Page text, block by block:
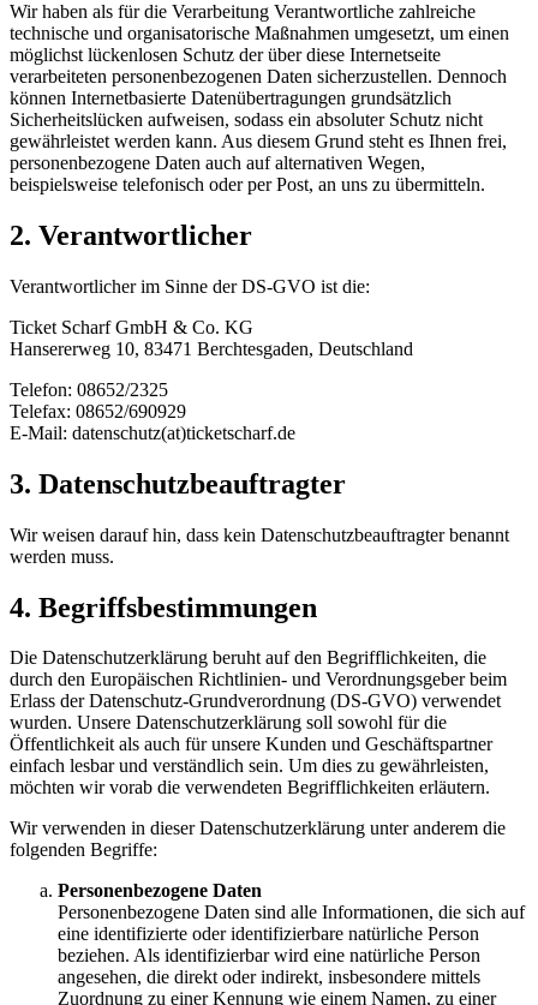
Wir haben als für die Verarbeitung Verantwortliche zahlreiche
technische und organisatorische Maßnahmen umgesetzt, um einen
möglichst lückenlosen Schutz der über diese Internetseite
verarbeiteten personenbezogenen Daten sicherzustellen. Dennoch
können Internetbasierte Datenübertragungen grundsätzlich
Sicherheitslücken aufweisen, sodass ein absoluter Schutz nicht
gewährleistet werden kann. Aus diesem Grund steht es Ihnen frei,
personenbezogene Daten auch auf alternativen Wegen,
beispielsweise telefonisch oder per Post, an uns zu übermitteln.
2. Verantwortlicher
Verantwortlicher im Sinne der DS-GVO ist die:
Ticket Scharf GmbH & Co. KG
Hansererweg 10, 83471 Berchtesgaden, Deutschland
Telefon: 08652/2325
Telefax: 08652/690929
E-Mail: datenschutz(at)ticketscharf.de
3. Datenschutzbeauftragter
Wir weisen darauf hin, dass kein Datenschutzbeauftragter benannt
werden muss.
4. Begriffsbestimmungen
Die Datenschutzerklärung beruht auf den Begrifflichkeiten, die
durch den Europäischen Richtlinien- und Verordnungsgeber beim
Erlass der Datenschutz-Grundverordnung (DS-GVO) verwendet
wurden. Unsere Datenschutzerklärung soll sowohl für die
Öffentlichkeit als auch für unsere Kunden und Geschäftspartner
einfach lesbar und verständlich sein. Um dies zu gewährleisten,
möchten wir vorab die verwendeten Begrifflichkeiten erläutern.
Wir verwenden in dieser Datenschutzerklärung unter anderem die
folgenden Begriffe:
Personenbezogene Daten
Personenbezogene Daten sind alle Informationen, die sich auf
eine identifizierte oder identifizierbare natürliche Person
beziehen. Als identifizierbar wird eine natürliche Person
angesehen, die direkt oder indirekt, insbesondere mittels
Zuordnung zu einer Kennung wie einem Namen, zu einer